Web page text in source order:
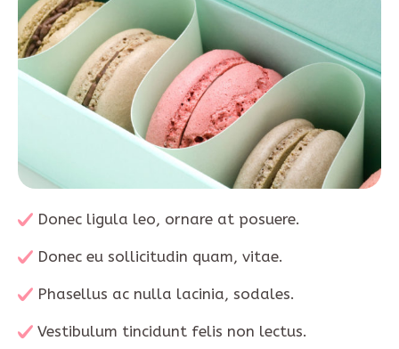
Donec ligula leo, ornare at posuere.
Donec eu sollicitudin quam, vitae.
Phasellus ac nulla lacinia, sodales.
Vestibulum tincidunt felis non lectus.